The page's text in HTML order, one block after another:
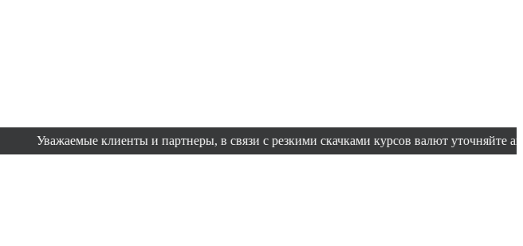
клиенты и партнеры, в связи с резкими скачками курсов валют уточняйте